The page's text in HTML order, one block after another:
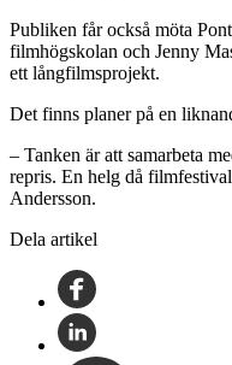
Publiken får också möta
filmhögskolan och Jenny
ett långfilmsprojekt.
Det finns planer på en
– Tanken är att samarbeta
repris. En helg då
Andersson.
Dela artikel